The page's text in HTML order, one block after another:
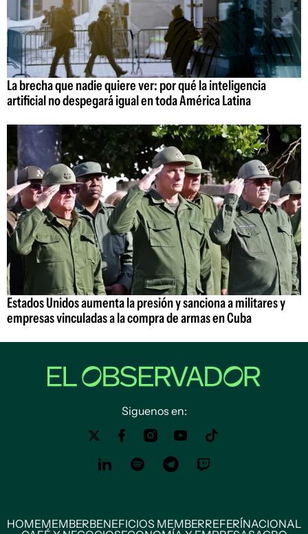
La brecha que nadie quiere ver: por qué la inteligencia
artificial no despegará igual en toda América Latina
Estados Unidos aumenta la presión y sanciona a militares y
empresas vinculadas a la compra de armas en Cuba
Siguenos en:
HOMEMEMBERBENEFICIOS MEMBERREFERÍNACIONAL